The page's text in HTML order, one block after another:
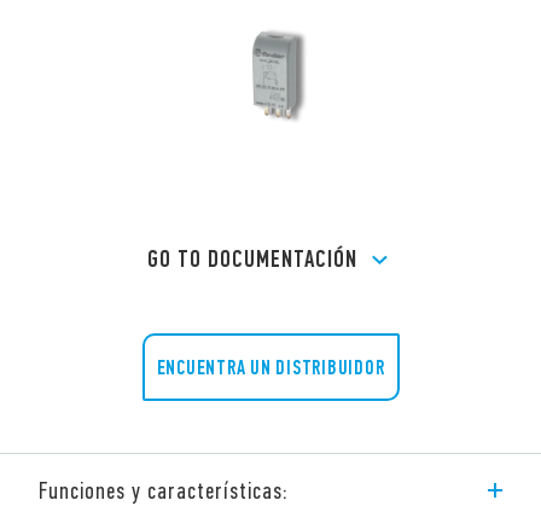
GO TO DOCUMENTACIÓN
ENCUENTRA UN DISTRIBUIDOR
Funciones y características: